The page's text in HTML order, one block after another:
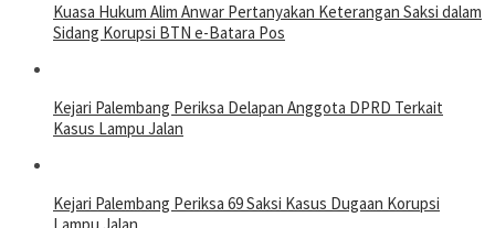
Kuasa Hukum Alim Anwar Pertanyakan Keterangan Saksi dalam
Sidang Korupsi BTN e-Batara Pos
Kejari Palembang Periksa Delapan Anggota DPRD Terkait
Kasus Lampu Jalan
Kejari Palembang Periksa 69 Saksi Kasus Dugaan Korupsi